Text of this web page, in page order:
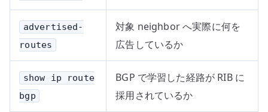
advertised-
routes
対象 neighbor へ実際に何を
広告しているか
show ip route
bgp
BGP で学習した経路が RIB に
採用されているか